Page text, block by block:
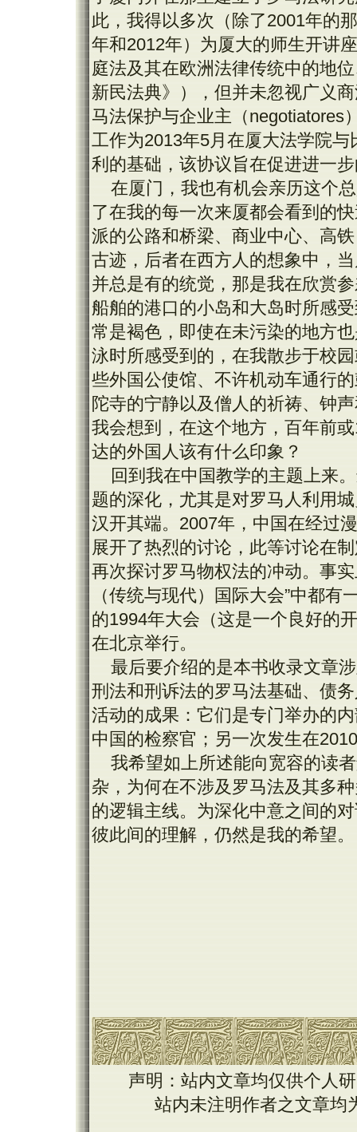
此，我得以多次（除了2001年的
年和2012年）为厦大的师生开讲
庭法及其在欧洲法律传统中的地
新民法典》），但并未忽视广义
马法保护与企业主（negotiatores
工作为2013年5月在厦大法学院
利的基础，该协议旨在促进进一
在厦门，我也有机会亲历这个
了在我的每一次来厦都会看到的
派的公路和桥梁、商业中心、高
古迹，后者在西方人的想象中，
并总是有的统觉，那是我在欣赏
船舶的港口的小岛和大岛时所感
常是褐色，即使在未污染的地方
泳时所感受到的，在我散步于校
些外国公使馆、不许机动车通行
陀寺的宁静以及僧人的祈祷、钟
我会想到，在这个地方，百年前
达的外国人该有什么印象？
回到我在中国教学的主题上来
题的深化，尤其是对罗马人利用
汉开其端。2007年，中国在经过
展开了热烈的讨论，此等讨论在
再次探讨罗马物权法的冲动。事
（传统与现代）国际大会”中都
的1994年大会（这是一个良好的
在北京举行。
最后要介绍的是本书收录文章
刑法和刑诉法的罗马法基础、债
活动的成果：它们是专门举办的
中国的检察官；另一次发生在
我希望如上所述能向宽容的读
杂，为何在不涉及罗马法及其多
的逻辑主线。为深化中意之间的
彼此间的理解，仍然是我的希望。
声明：站内文章均仅供个人
站内未注明作者之文章均